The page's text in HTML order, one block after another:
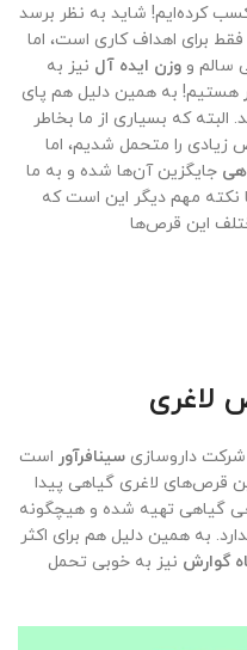
کرده‌ایم! شاید به نظر برسد
برای اهداف کاری است، اما
سالم و وزن ایده آل نیز به
هستیم! به همین دلیل هم پای
که بسیاری از ما بخاطر
را متحمل شدیم، اما
جایگزین آن‌ها شده و به ما
مهم دیگر این است که
این قرص‌ها
لاغری
داروسازی سینافرآور است
قرص‌های لاغری گیاهی پیدا
گیاهی تهیه شده و هیچگونه
به همین دلیل هم برای اکثر
گوارش نیز به خوبی تحمل